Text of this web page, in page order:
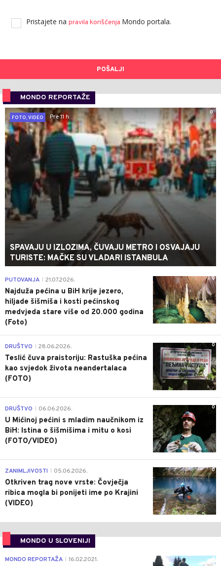
Pristajete na pravila korišćenja Mondo portala.
POŠALJI
MONDO REPORTAŽE
0
FOTO, VIDEO
Pre 11 h
SPAVAJU U IZLOZIMA, ČUVAJU METRO I OSVAJAJU
TURISTE: MAČKE SU VLADARI ISTANBULA
0
PUTOVANJA 21.07.2026.
Najduža pećina u BiH krije jezero,
hiljade šišmiša i kosti pećinskog
medvjeda stare više od 20.000 godina
(Foto)
0
DRUŠTVO 28.06.2026.
Teslić čuva praistoriju: Rastuška pećina
kao svjedok života neandertalaca
(FOTO)
0
DRUŠTVO 06.06.2026.
U Mićinoj pećini s mladim naučnikom iz
BiH: Istina o šišmišima i mitu o kosi
(FOTO/VIDEO)
0
ZANIMLJIVOSTI 05.06.2026.
Otkriven trag nove vrste: Čovječja
ribica mogla bi ponijeti ime po Krajini
(VIDEO)
MONDO U SLOVENIJI
4
MONDO REPORTAŽA 16.02.2021.